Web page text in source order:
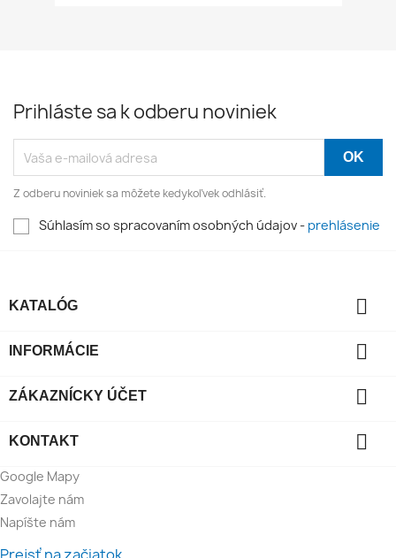
Prihláste sa k odberu noviniek
Z odberu noviniek sa môžete kedykoľvek odhlásiť.
Súhlasím so spracovaním osobných údajov - prehlásenie
KATALÓG 
INFORMÁCIE 
ZÁKAZNÍCKY ÚČET 
KONTAKT 
Google Mapy
Zavolajte nám
Napíšte nám